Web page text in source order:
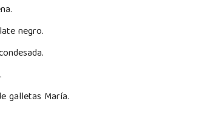
negro.
galletas María.